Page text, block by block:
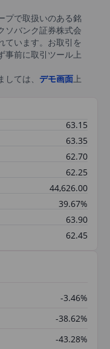
プで取扱いのある銘
ソバンク証券株式会
ています。お取引を
事前に取引ツール上
ては、 デモ画面 上
63.15
63.35
62.70
62.25
44,626.00
39.67%
63.90
62.45
-3.46%
-38.62%
-43.28%